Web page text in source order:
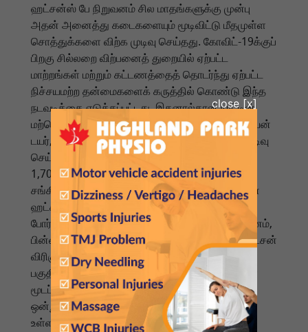
ஹட்சன்ஸ் பே நிறுவனம் சில மாதங்களுக்கு முன்பு
அதன் அனைத்து கடைகளையும் மூடிவிட்டு மீதமுள்ள
சொத்துக்களை விற்க முடிவு செய்தது. கோவிட்-19க்குப்
பிறகு சில்லறை விற்பனைத் துறையில் ஏற்பட்ட
மாற்றங்கள் மற்றும் கட்டணத்தைத் தொடர்ந்து ஏற்பட்ட
நிச்சயமற்ற தன்மைகளைக் கருத்தில் கொண்டு இந்த
நடவடிக்கை எடுக்கப்பட்டது. இதனால்தான் நாட்டின்
மற்றொரு சில்லறை விற்பனைச் சங்கிலியான கனடியன்
டயர், ஹட்சனின் பே கம்பெனி பிராண்டை வாங்க முடிவு
செய்தது. கனடியன் டயர் என்பது நாடு முழுவதும்
1,700க்கும் மேற்பட்ட கடைகளைக் கொண்ட ஒரு
சங்கிலித் தொடராகும். 350 ஆண்டுகள் பழமையான
ஹட்சன் விரிகுடா 1670 இல் நிறுவப்பட்டது. கம்பளி
போர்வைகள் தயாரிப்பதில் தொடங்கிய இந்த நிறுவனம்,
பின்னர் ஒரு பல்பொருள் அங்காடியாக மாறியது. ஹட்சன்
விரிகுடாவில் பெரும்பாலான நகரங்களின் முக்கிய
பகுதிகளிலும் கடைகள் இருந்தன. இந்தக் கடைகள்
மூடப்பட்டாலும், நாட்டின் பழமையான பிராண்டுகளில்
ஒன்று உயிர்வாழும் என்பது பலருக்கு நிம்மதியாக
உள்ளது.